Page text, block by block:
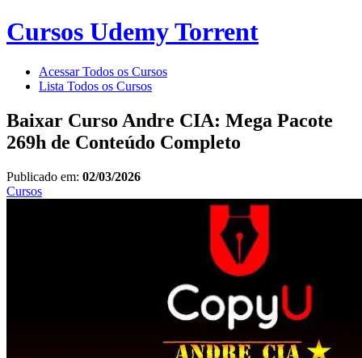
Cursos Udemy Torrent
Acessar Todos os Cursos
Lista Todos os Cursos
Baixar Curso Andre CIA: Mega Pacote
269h de Conteúdo Completo
Publicado em: 02/03/2026
Cursos